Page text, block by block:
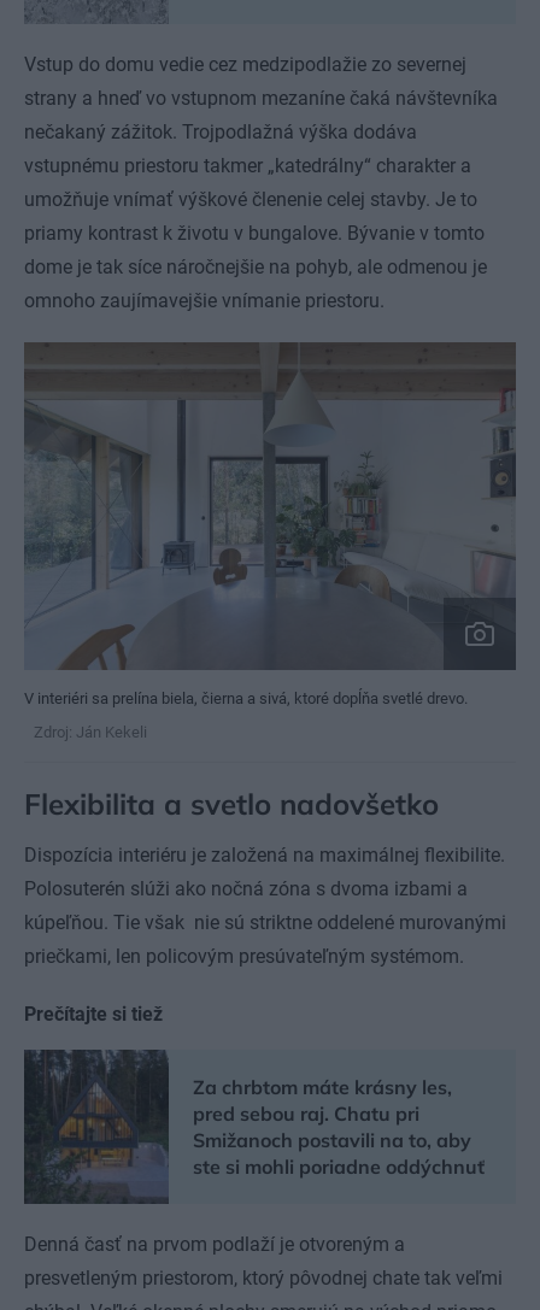
Vstup do domu vedie cez medzipodlažie zo severnej
strany a hneď vo vstupnom mezaníne čaká návštevníka
nečakaný zážitok. Trojpodlažná výška dodáva
vstupnému priestoru takmer „katedrálny“ charakter a
umožňuje vnímať výškové členenie celej stavby. Je to
priamy kontrast k životu v bungalove. Bývanie v tomto
dome je tak síce náročnejšie na pohyb, ale odmenou je
omnoho zaujímavejšie vnímanie priestoru.
V interiéri sa prelína biela, čierna a sivá, ktoré dopĺňa svetlé drevo.
Zdroj: Ján Kekeli
Flexibilita a svetlo nadovšetko
Dispozícia interiéru je založená na maximálnej flexibilite.
Polosuterén slúži ako nočná zóna s dvoma izbami a
kúpeľňou. Tie však nie sú striktne oddelené murovanými
priečkami, len policovým presúvateľným systémom.
Prečítajte si tiež
Za chrbtom máte krásny les,
pred sebou raj. Chatu pri
Smižanoch postavili na to, aby
ste si mohli poriadne oddýchnuť
Denná časť na prvom podlaží je otvoreným a
presvetleným priestorom, ktorý pôvodnej chate tak veľmi